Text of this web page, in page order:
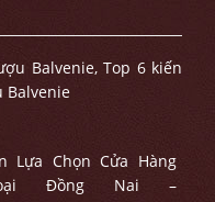
Balvenie, Top 6 kiến
Balvenie
Lựa Chọn Cửa Hàng
Đồng Nai –